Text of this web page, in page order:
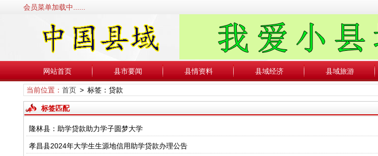
会员菜单加载中......
网站首页 县市要闻 县情资料 县域经济 县域旅游
当前位置： 首页> 标签：贷款
标签匹配
隆林县：助学贷款助力学子圆梦大学
孝昌县2024年大学生生源地信用助学贷款办理公告